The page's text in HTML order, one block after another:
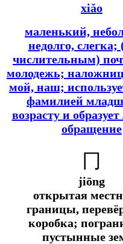
xiǎo
маленький,
недолго, слегка;
числительным)
молодежь;
мой, наш;
фамилией
возрасту и
обращение
冂
jiōng
открытая
границы,
коробка;
пустынные